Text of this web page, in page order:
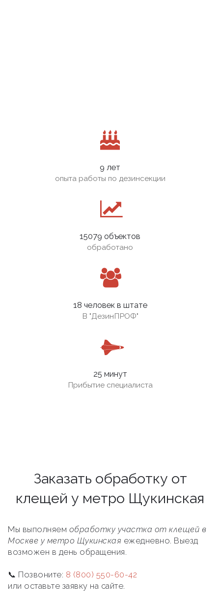
9 лет
опыта работы по дезинсекции
15079 объектов
обработано
18 человек в штате
В "ДезинПРОФ"
25 минут
Прибытие специалиста
Заказать обработку от
клещей у метро Щукинская
Мы выполняем обработку участка от клещей в
Москве у метро Щукинская ежедневно. Выезд
возможен в день обращения.
📞 Позвоните: 8 (800) 550-60-42
или оставьте заявку на сайте.